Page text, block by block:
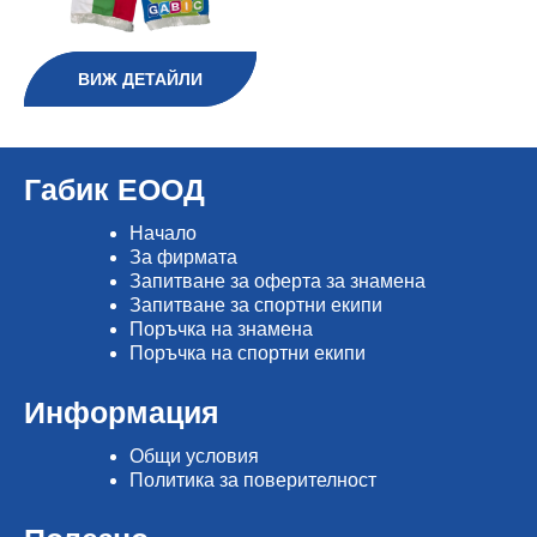
ВИЖ ДЕТАЙЛИ
Габик ЕООД
Начало
Зa фирмата
Запитване за оферта за знамена
Запитване за спортни екипи
Поръчка на знамена
Поръчка на спортни екипи
Информация
Общи условия
Политика за поверителност